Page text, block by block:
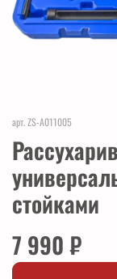
арт.ZS-A011005
стойками
7 990 ₽